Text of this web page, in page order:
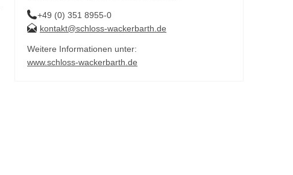
+49 (0) 351 8955-0
kontakt@schloss-wackerbarth.de
Weitere Informationen unter:
www.schloss-wackerbarth.de